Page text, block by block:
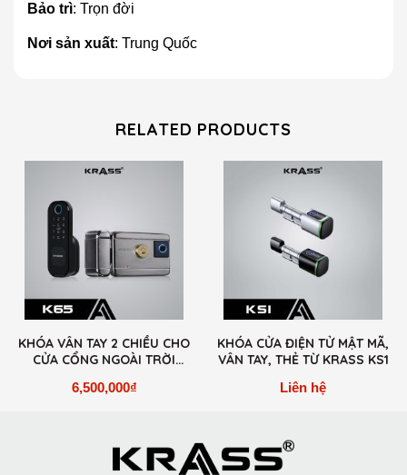
Bảo trì: Trọn đời
Nơi sản xuất: Trung Quốc
RELATED PRODUCTS
KHÓA VÂN TAY 2 CHIỀU CHO
CỬA CỔNG NGOÀI TRỜI
6,500,000₫
KHÓA CỬA ĐIỆN TỬ MẬT MÃ,
VÂN TAY, THẺ TỪ KRASS KS1
Liên hệ